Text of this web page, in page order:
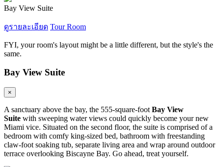
Bay View Suite
ดูรายละเอียด Tour Room
FYI, your room's layout might be a little different, but the style's the
same.
Bay View Suite
×
A sanctuary above the bay, the 555-square-foot Bay View
Suite with sweeping water views could quickly become your new
Miami vice. Situated on the second floor, the suite is comprised of a
bedroom with comfy king-sized bed, bathroom with freestanding
claw-foot soaking tub, separate living area and wrap around outdoor
terrace overlooking Biscayne Bay. Go ahead, treat yourself.